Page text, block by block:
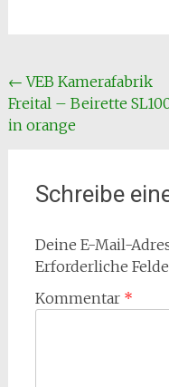
← VEB Kamerafabrik
Freital – Beirette
in orange
Schreibe
Deine E-Mail-
Erforderliche
Kommentar *